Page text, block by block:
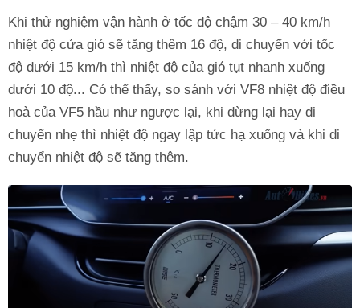
Khi thử nghiệm vận hành ở tốc độ chậm 30 – 40 km/h
nhiệt độ cửa gió sẽ tăng thêm 16 độ, di chuyển với tốc
độ dưới 15 km/h thì nhiệt độ của gió tụt nhanh xuống
dưới 10 độ... Có thể thấy, so sánh với VF8 nhiệt độ điều
hoà của VF5 hầu như ngược lại, khi dừng lại hay di
chuyển nhẹ thì nhiệt độ ngay lập tức hạ xuống và khi di
chuyển nhiệt độ sẽ tăng thêm.